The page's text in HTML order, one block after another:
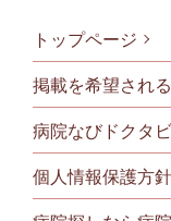
トップページ
掲載を希望され
病院なびドクタ
個人情報保護方針